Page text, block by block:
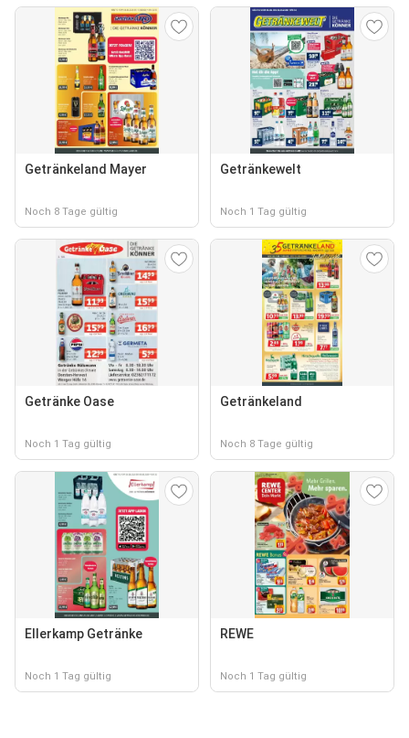
Getränkeland Mayer
Noch 8 Tage gültig
Getränkewelt
Noch 1 Tag gültig
Getränke Oase
Noch 1 Tag gültig
Getränkeland
Noch 8 Tage gültig
Ellerkamp Getränke
Noch 1 Tag gültig
REWE
Noch 1 Tag gültig